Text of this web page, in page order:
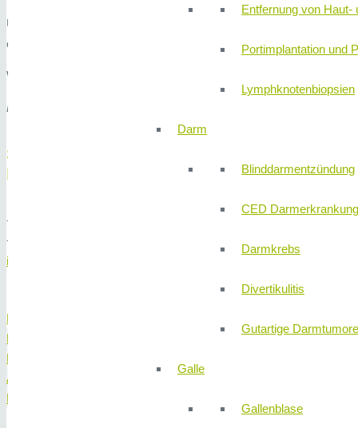
Entfernung von Haut-
Portimplantation und
Lymphknotenbiopsien
Darm
Blinddarmentzündung
CED Darmerkrankung
Darmkrebs
Divertikulitis
Gutartige Darmtumore
Galle
Gallenblase
Unser Team besteht aus sehr erfahrenen Chirurgen, die Sie als
optimales Ergebnis erzielen zu können.
Wir freuen uns auf Sie!
Fachärzte der Abteilung für Plastische Chirurgie
SEKRETARIAT
Plastische Chirurgie
+49 (0) 911 580 68 - 0
+49 (0) 911 580 68 - 1150
info@310klinik.com
Priv.-Doz. Dr. med. Volker Krutsch
Priv.-Doz. Dr. med. Ingo Ludolph
Dr. med. Jürgen Stettner
Alejandro Marti
Dr. med. Marweh Schmitz